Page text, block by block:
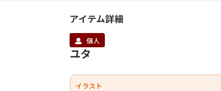
アイテム詳細
個人
ユタ
イラスト